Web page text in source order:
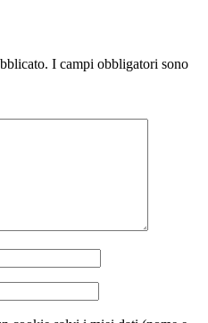
I campi obbligatori sono